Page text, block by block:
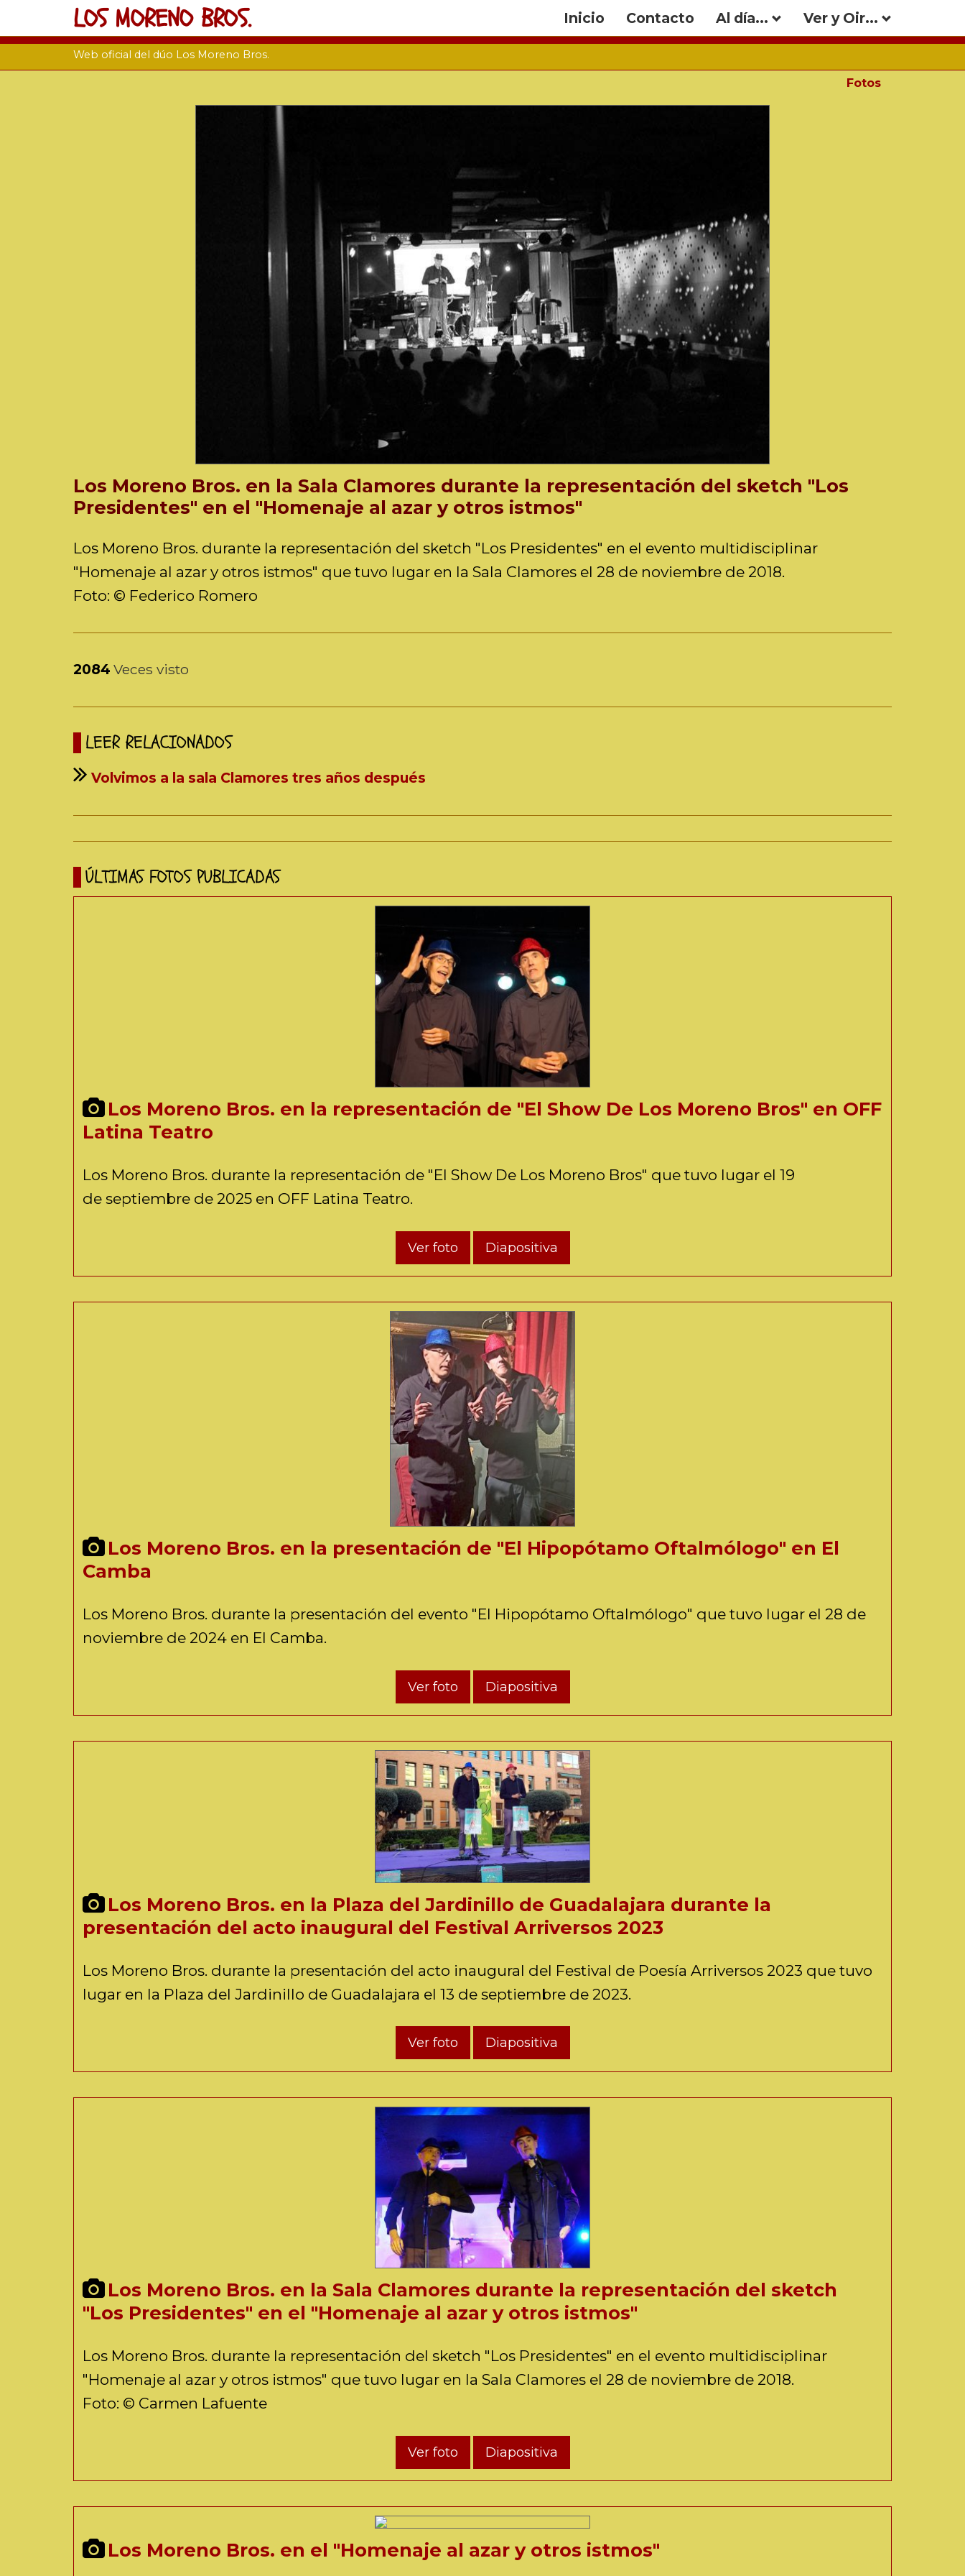
LOS MORENO BROS. Inicio Contacto Al día... Ver y Oir...
Web oficial del dúo Los Moreno Bros.
Fotos
Los Moreno Bros. en la Sala Clamores durante la representación del sketch "Los
Presidentes" en el "Homenaje al azar y otros istmos"
Los Moreno Bros. durante la representación del sketch "Los Presidentes" en el evento multidisciplinar
"Homenaje al azar y otros istmos" que tuvo lugar en la Sala Clamores el 28 de noviembre de 2018.
Foto: © Federico Romero
2084 Veces visto
LEER RELACIONADOS
Volvimos a la sala Clamores tres años después
ÚLTIMAS FOTOS PUBLICADAS
Los Moreno Bros. en la representación de "El Show De Los Moreno Bros" en OFF
Latina Teatro
Los Moreno Bros. durante la representación de "El Show De Los Moreno Bros" que tuvo lugar el 19
de septiembre de 2025 en OFF Latina Teatro.
Ver foto Diapositiva
Los Moreno Bros. en la presentación de "El Hipopótamo Oftalmólogo" en El
Camba
Los Moreno Bros. durante la presentación del evento "El Hipopótamo Oftalmólogo" que tuvo lugar el 28 de
noviembre de 2024 en El Camba.
Ver foto Diapositiva
Los Moreno Bros. en la Plaza del Jardinillo de Guadalajara durante la
presentación del acto inaugural del Festival Arriversos 2023
Los Moreno Bros. durante la presentación del acto inaugural del Festival de Poesía Arriversos 2023 que tuvo
lugar en la Plaza del Jardinillo de Guadalajara el 13 de septiembre de 2023.
Ver foto Diapositiva
Los Moreno Bros. en la Sala Clamores durante la representación del sketch
"Los Presidentes" en el "Homenaje al azar y otros istmos"
Los Moreno Bros. durante la representación del sketch "Los Presidentes" en el evento multidisciplinar
"Homenaje al azar y otros istmos" que tuvo lugar en la Sala Clamores el 28 de noviembre de 2018.
Foto: © Carmen Lafuente
Ver foto Diapositiva
Los Moreno Bros. en el "Homenaje al azar y otros istmos"